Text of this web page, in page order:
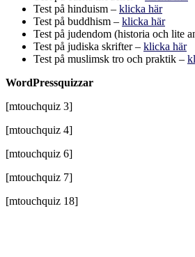
Test på hinduism – klicka här
Test på buddhism – klicka här
Test på judendom (historia och lite
Test på judiska skrifter – klicka här
Test på muslimsk tro och praktik –
WordPressquizzar
[mtouchquiz 3]
[mtouchquiz 4]
[mtouchquiz 6]
[mtouchquiz 7]
[mtouchquiz 18]